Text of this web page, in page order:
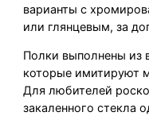
варианты с
или глянцевым, за
Полки выполнены из
которые имитируют
Для любителей
закаленного стекла